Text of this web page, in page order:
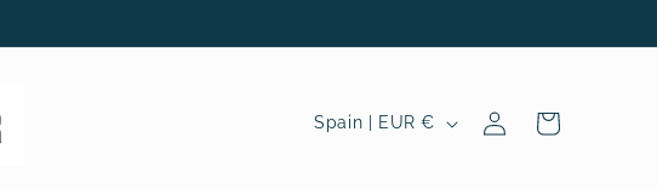
C
Spain | EUR €
in
Cart